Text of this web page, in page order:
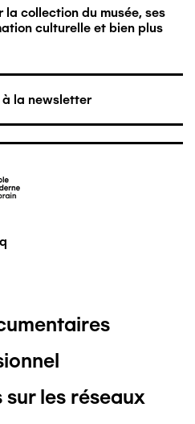
collection du musée, ses
culturelle et bien plus
à la newsletter
sur les réseaux